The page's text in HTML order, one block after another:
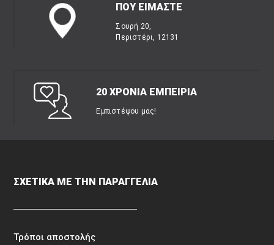
ΠΟΥ ΕΙΜΑΣΤΕ
Σουρή 20,
Περιστέρι, 12131
20 ΧΡΟΝΙΑ ΕΜΠΕΙΡΙΑ
Εμπιστέψου μας!
ΣΧΕΤΙΚΑ ΜΕ ΤΗΝ ΠΑΡΑΓΓΕΛΙΑ
Τρόποι αποστολής